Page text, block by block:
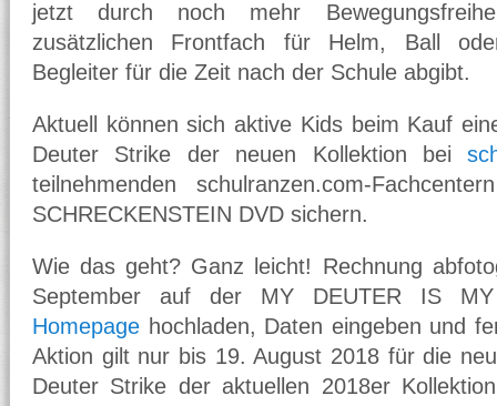
jetzt durch noch mehr
zusätzlichen Frontfach für Helm, Ball
Begleiter für die Zeit nach der Schule abgibt.
Aktuell können sich aktive Kids beim Kauf
Deuter Strike der neuen Kollektion bei
teilnehmenden schulranzen.com-
SCHRECKENSTEIN DVD sichern.
Wie das geht? Ganz leicht! Rechnung
September auf der MY DEUTER IS
Homepage hochladen, Daten eingeben und
Aktion gilt nur bis 19. August 2018 für die
Deuter Strike der aktuellen 2018er